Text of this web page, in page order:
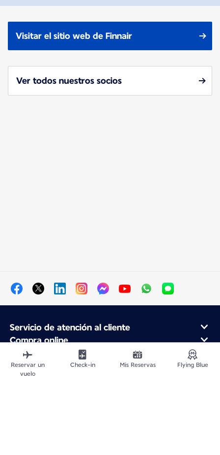
Visitar el sitio web de Finnair
Ver todos nuestros socios
Servicio de atención al cliente
Compra online
Programa de fidelidad y socios
Acerca de Air France
Aplicación móvil Air France
Reservar un
vuelo
Check-in Mis Reservas Flying Blue